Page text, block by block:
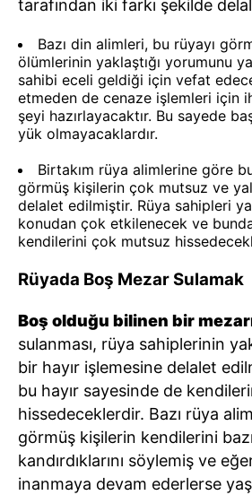
tarafından iki farkı şekilde
Bazı din alimleri, bu rüyayı
ölümlerinin yaklaştığı yorumunu
sahibi eceli geldiği için vefat
etmeden de cenaze işlemleri için
şeyi hazırlayacaktır. Bu sayede
yük olmayacaklardır.
Birtakım rüya alimlerine göre
görmüş kişilerin çok mutsuz ve
delalet edilmiştir. Rüya sahipleri
konudan çok etkilenecek ve
kendilerini çok mutsuz
Rüyada Boş Mezar Sulamak
Boş olduğu bilinen bir
sulanması, rüya sahiplerinin
bir hayır işlemesine delalet
bu hayır sayesinde de
hissedeceklerdir. Bazı rüya
görmüş kişilerin kendilerini
kandırdıklarını söylemiş ve
inanmaya devam ederlerse